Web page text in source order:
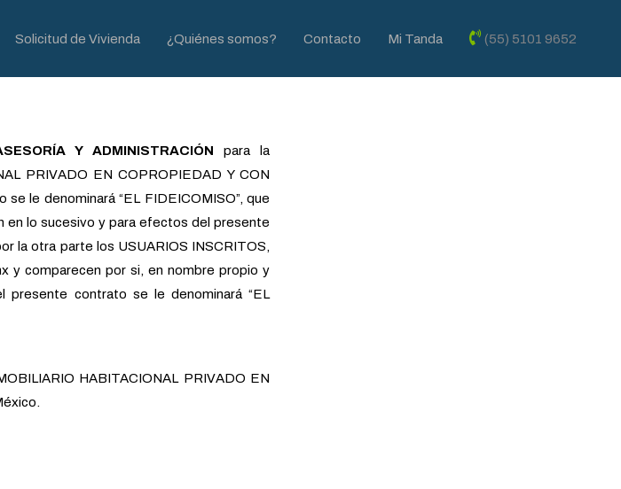
Solicitud de Vivienda ¿Quiénes somos? Contacto Mi Tanda (55) 5101 9652
Y ADMINISTRACIÓN para la
PRIVADO EN COPROPIEDAD Y CON
le denominará “EL FIDEICOMISO”, que
en lo sucesivo y para efectos del presente
la otra parte los USUARIOS INSCRITOS,
y comparecen por si, en nombre propio y
contrato se le denominará “EL
HABITACIONAL PRIVADO EN